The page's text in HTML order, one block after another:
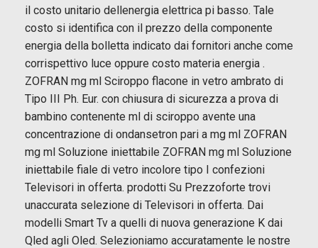
il costo unitario dellenergia elettrica pi basso. Tale
costo si identifica con il prezzo della componente
energia della bolletta indicato dai fornitori anche come
corrispettivo luce oppure costo materia energia .
ZOFRAN mg ml Sciroppo flacone in vetro ambrato di
Tipo III Ph. Eur. con chiusura di sicurezza a prova di
bambino contenente ml di sciroppo avente una
concentrazione di ondansetron pari a mg ml ZOFRAN
mg ml Soluzione iniettabile ZOFRAN mg ml Soluzione
iniettabile fiale di vetro incolore tipo I confezioni
Televisori in offerta. prodotti Su Prezzoforte trovi
unaccurata selezione di Televisori in offerta. Dai
modelli Smart Tv a quelli di nuova generazione K dai
Qled agli Oled. Selezioniamo accuratamente le nostre